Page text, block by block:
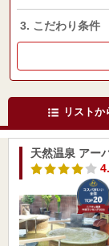
3. こだわり条件
リストか
天然温泉 アー